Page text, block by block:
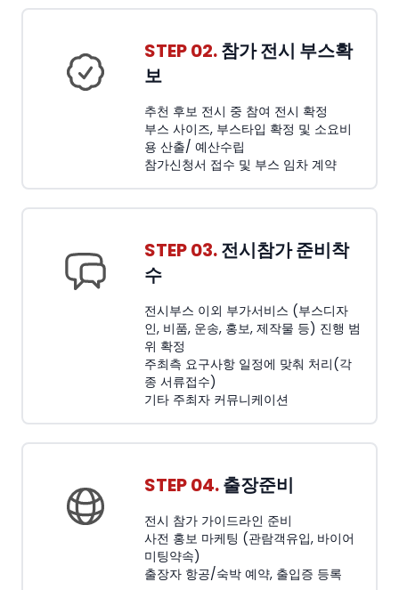
STEP 02.참가 전시 부스확
보
추천 후보 전시 중 참여 전시 확정
부스 사이즈, 부스타입 확정 및 소요비
용 산출/ 예산수립
참가신청서 접수 및 부스 임차 계약
STEP 03.전시참가 준비착
수
전시부스 이외 부가서비스 (부스디자
인, 비품, 운송, 홍보, 제작물 등) 진행 범
위 확정
주최측 요구사항 일정에 맞춰 처리(각
종 서류접수)
기타 주최자 커뮤니케이션
STEP 04.출장준비
전시 참가 가이드라인 준비
사전 홍보 마케팅 (관람객유입, 바이어
미팅약속)
출장자 항공/숙박 예약, 출입증 등록